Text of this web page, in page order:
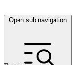
Open sub navigation